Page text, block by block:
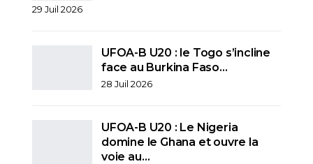
29 Juil 2026
UFOA-B U20 : le Togo s’incline
face au Burkina Faso…
28 Juil 2026
UFOA-B U20 : Le Nigeria
domine le Ghana et ouvre la
voie au…